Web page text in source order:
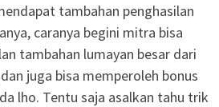
tambahan penghasilan
caranya begini mitra bisa
tambahan lumayan besar dari
juga bisa memperoleh bonus
lho. Tentu saja asalkan tahu trik